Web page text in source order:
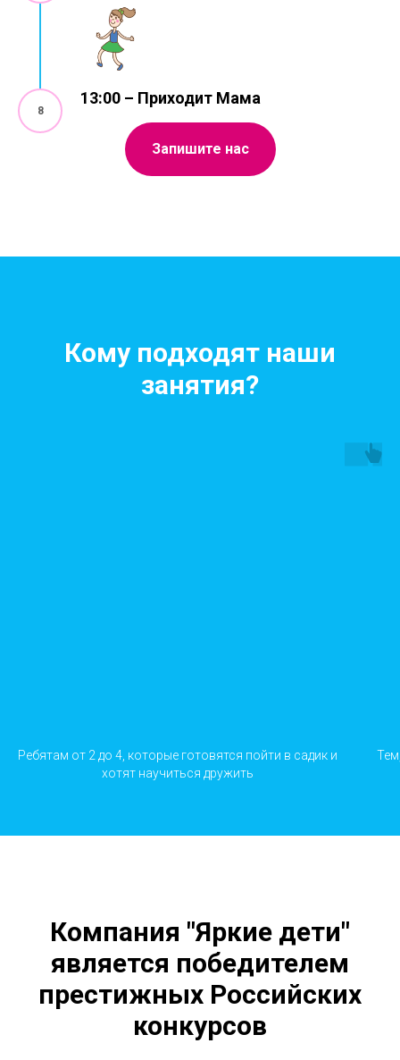
13:00 – Приходит Мама
Запишите нас
Кому подходят наши
занятия?
Ребятам от 2 до 4, которые готовятся пойти в садик и
хотят научиться дружить
Компания "Яркие дети"
является победителем
престижных Российских
конкурсов